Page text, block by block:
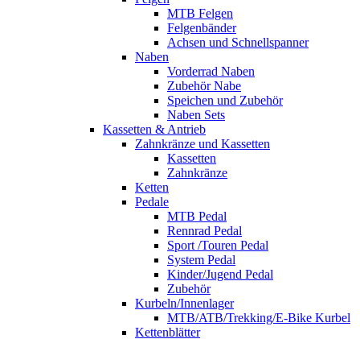
MTB Felgen
Felgenbänder
Achsen und Schnellspanner
Naben
Vorderrad Naben
Zubehör Nabe
Speichen und Zubehör
Naben Sets
Kassetten & Antrieb
Zahnkränze und Kassetten
Kassetten
Zahnkränze
Ketten
Pedale
MTB Pedal
Rennrad Pedal
Sport /Touren Pedal
System Pedal
Kinder/Jugend Pedal
Zubehör
Kurbeln/Innenlager
MTB/ATB/Trekking/E-Bike Kurbel
Kettenblätter